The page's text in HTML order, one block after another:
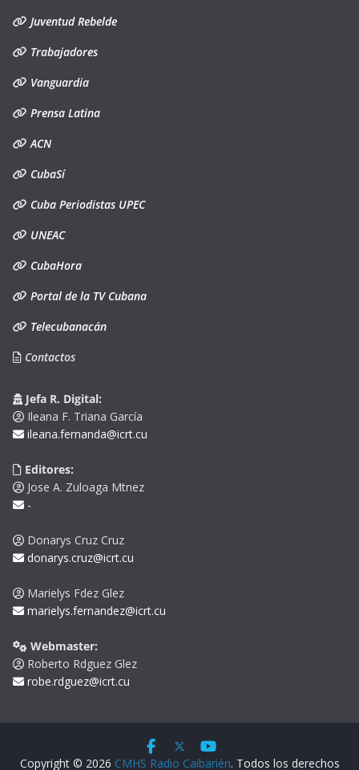
Juventud Rebelde
Trabajadores
Vanguardia
Prensa Latina
ACN
CubaSí
Cuba Periodistas UPEC
UNEAC
CubaHora
Portal de la TV Cubana
Telecubanacán
Contactos
Jefa R. Digital:
Ileana F. Triana García
ileana.fernanda@icrt.cu
Editores:
Jose A. Zuloaga Mtnez
-
Donarys Cruz Cruz
donarys.cruz@icrt.cu
Marielys Fdez Glez
marielys.fernandez@icrt.cu
Webmaster:
Roberto Rdguez Glez
robe.rdguez@icrt.cu
Copyright © 2026 CMHS Radio Caibarién. Todos los derechos